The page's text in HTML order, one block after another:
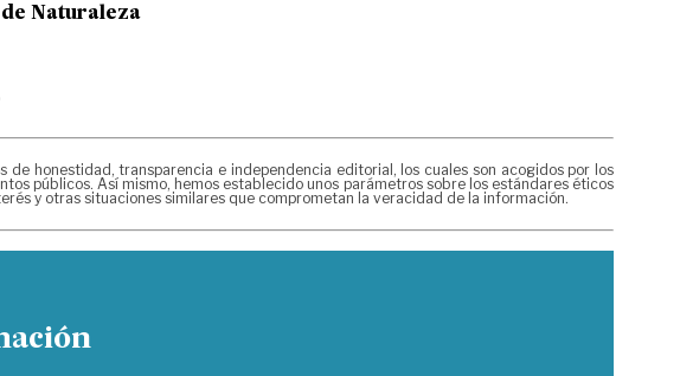
de Naturaleza
de honestidad, transparencia e independencia editorial, los cuales son acogidos por los
públicos. Así mismo, hemos establecido unos parámetros sobre los estándares éticos
y otras situaciones similares que comprometan la veracidad de la información.